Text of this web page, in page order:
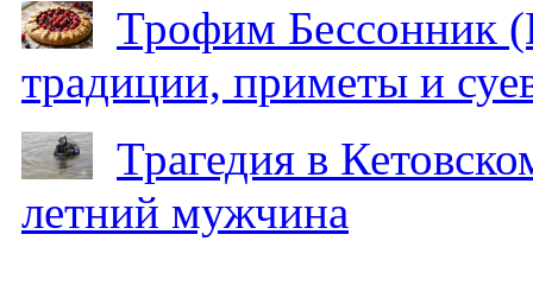
Трофим Бессонник
традиции, приметы и
Трагедия в
летний мужчина